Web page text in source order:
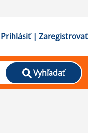
Prihlásiť | Zaregistrovať
Vyhľadať